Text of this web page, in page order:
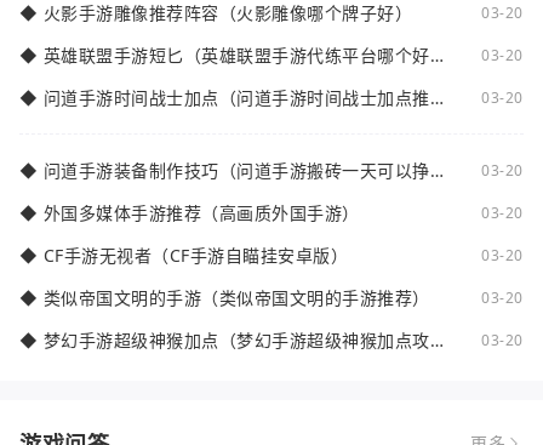
◆ 火影手游雕像推荐阵容（火影雕像哪个牌子好） 03-20
◆ 英雄联盟手游短匕（英雄联盟手游代练平台哪个好
03-20
◆ 问道手游时间战士加点（问道手游时间战士加点推
03-20
◆ 问道手游装备制作技巧（问道手游搬砖一天可以挣多
03-20
◆ 外国多媒体手游推荐（高画质外国手游） 03-20
◆ CF手游无视者（CF手游自瞄挂安卓版） 03-20
◆ 类似帝国文明的手游（类似帝国文明的手游推荐） 03-20
◆ 梦幻手游超级神猴加点（梦幻手游超级神猴加点攻
03-20